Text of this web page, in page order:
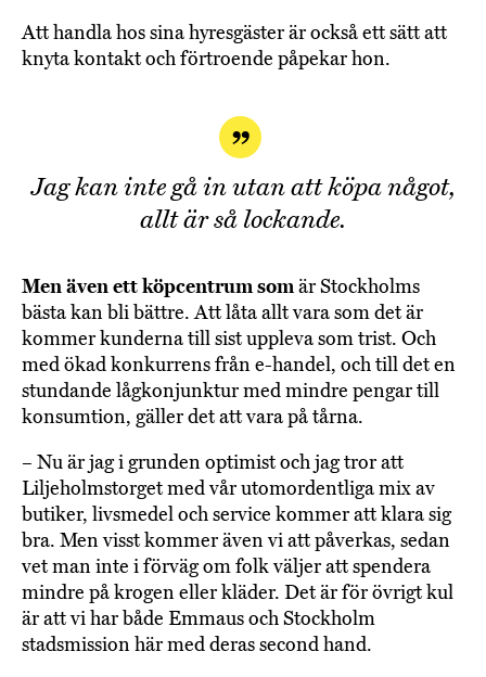
Att handla hos sina hyresgäster är också ett sätt att
knyta kontakt och förtroende påpekar hon.
Jag kan inte gå in utan att köpa något,
allt är så lockande.
Men även ett köpcentrum somär Stockholms
bästa kan bli bättre. Att låta allt vara som det är
kommer kunderna till sist uppleva som trist. Och
med ökad konkurrens från e-handel, och till det en
stundande lågkonjunktur med mindre pengar till
konsumtion, gäller det att vara på tårna.
– Nu är jag i grunden optimist och jag tror att
Liljeholmstorget med vår utomordentliga mix av
butiker, livsmedel och service kommer att klara sig
bra. Men visst kommer även vi att påverkas, sedan
vet man inte i förväg om folk väljer att spendera
mindre på krogen eller kläder. Det är för övrigt kul
är att vi har både Emmaus och Stockholm
stadsmission här med deras second hand.